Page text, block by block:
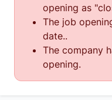
opening as
The job
date..
The company
opening.